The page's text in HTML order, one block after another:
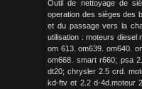
Outil de nettoyage de
operation des sièges des
et du passage vers la
utilisation : moteurs diesel
om 613. om639. om640.
om668. smart r660; psa
dt20; chrysler 2.5 crd.
kd-ftv et 2.2 d-4d.moteur